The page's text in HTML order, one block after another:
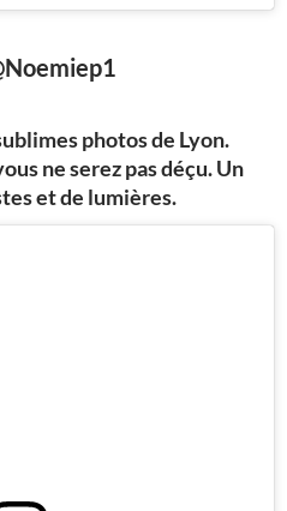
photos de Lyon.
ne serez pas déçu. Un
et de lumières.